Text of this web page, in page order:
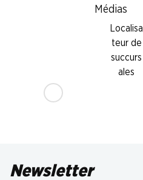
Médias
Localisa
teur de
succurs
ales
à la pointe de Fleur de Sel, 3 x 100
Newsletter